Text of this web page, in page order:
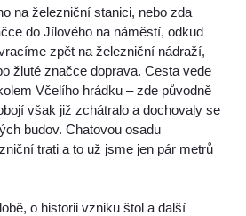
na železniční stanici, nebo zda
do Jílového na náměstí, odkud
zpět na železniční nádraží,
žluté značce doprava. Cesta vede
Včelího hrádku – zde původně
však již zchátralo a dochovaly se
budov. Chatovou osadu
trati a to už jsme jen pár metrů
o historii vzniku štol a další